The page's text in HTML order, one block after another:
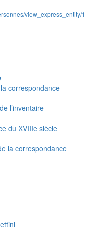
view_express_entity/1
correspondance
l’inventaire
du XVIIIe siècle
la correspondance